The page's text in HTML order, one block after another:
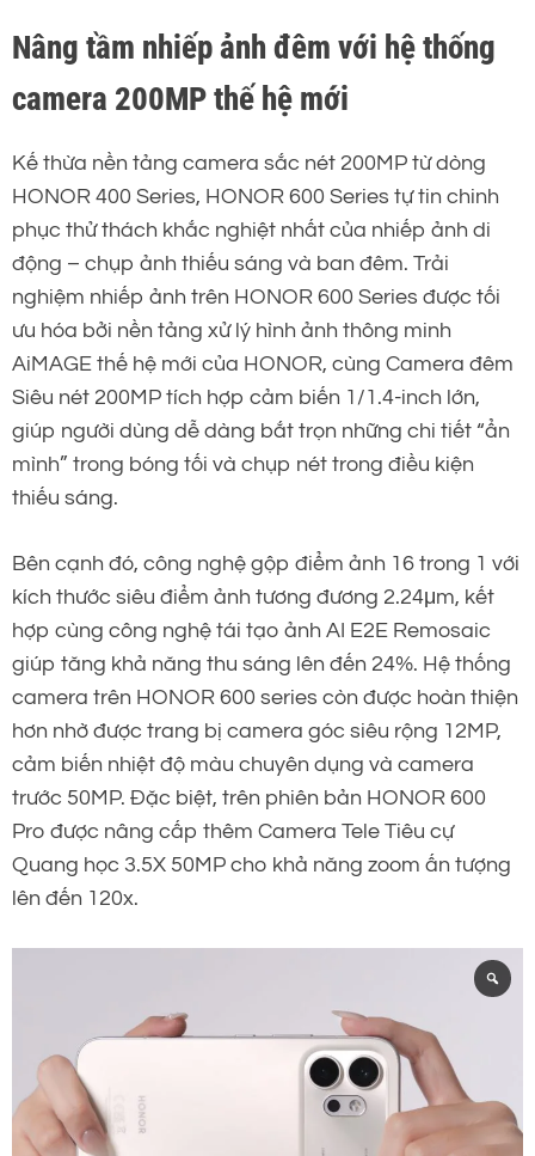
Nâng tầm nhiếp ảnh đêm với hệ thống
camera 200MP thế hệ mới
Kế thừa nền tảng camera sắc nét 200MP từ dòng
HONOR 400 Series, HONOR 600 Series tự tin chinh
phục thử thách khắc nghiệt nhất của nhiếp ảnh di
động – chụp ảnh thiếu sáng và ban đêm. Trải
nghiệm nhiếp ảnh trên HONOR 600 Series được tối
ưu hóa bởi nền tảng xử lý hình ảnh thông minh
AiMAGE thế hệ mới của HONOR, cùng Camera đêm
Siêu nét 200MP tích hợp cảm biến 1/1.4-inch lớn,
giúp người dùng dễ dàng bắt trọn những chi tiết “ẩn
mình” trong bóng tối và chụp nét trong điều kiện
thiếu sáng.
Bên cạnh đó, công nghệ gộp điểm ảnh 16 trong 1 với
kích thước siêu điểm ảnh tương đương 2.24μm, kết
hợp cùng công nghệ tái tạo ảnh AI E2E Remosaic
giúp tăng khả năng thu sáng lên đến 24%. Hệ thống
camera trên HONOR 600 series còn được hoàn thiện
hơn nhờ được trang bị camera góc siêu rộng 12MP,
cảm biến nhiệt độ màu chuyên dụng và camera
trước 50MP. Đặc biệt, trên phiên bản HONOR 600
Pro được nâng cấp thêm Camera Tele Tiêu cự
Quang học 3.5X 50MP cho khả năng zoom ấn tượng
lên đến 120x.